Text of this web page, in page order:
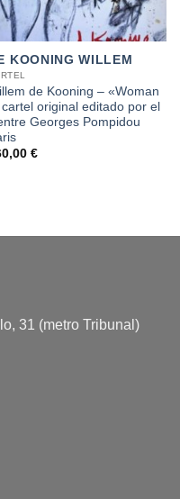
KOONING WILLEM
de Kooning – «Woman
cartel original editado por el
Georges Pompidou
€
31 (metro Tribunal)